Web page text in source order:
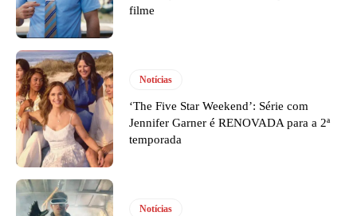
filme
Notícias
‘The Five Star Weekend’: Série com
Jennifer Garner é RENOVADA para a 2ª
temporada
Notícias